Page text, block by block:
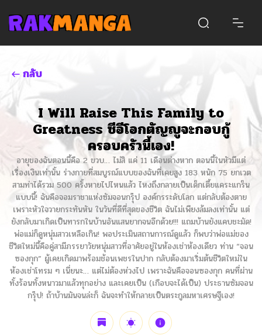
กลับ
I Will Raise This Family to
Greatness ซีอีโอกตัญญูจะกอบกู้
ครอบครัวนี้เอง!
อายุของฉันตอนนี้คือ 2 ขวบ… ไม่สิ แค่ 11 เดือนต่างหาก ตอนนี้ในหัวมีแต่
เรื่องเงินเท่านั้น ร่างกายที่สมบูรณ์แบบของฉันที่เคยสูง 183 หนัก 75 ยกเวต
สามท่าได้รวม 500 ครั้งหายไปไหนแล้ว ไหงถึงกลายเป็นเด็กเตี้ยแคระแกร็น
แบบนี้! ฉันคือจอมราชาแห่งซัมจอนกรุ๊ป องค์กรระดับโลก แต่กลับต้องตาย
เพราะหัวใจวายกระทันหัน ในวันที่ดีที่สุดของชีวิต ฉันไม่เพียงล้มลงเท่านั้น แต่
ยังกลับมาเกิดเป็นทารกในบ้านอันแสนยากจนอีกด้วย!!! แถมบ้านยังแคบชะมัด!
พ่อแม่ก็ดูหนุ่มสาวเหลือเกิน! พอประเมินสถานการณ์ดูแล้ว ก็พบว่าพ่อแม่ของ
ชีวิตใหม่นี้คือคู่สามีภรรยาวัยหนุ่มสาวที่อาศัยอยู่ในห้องเช่าห้องเดียว ท่าน “จอน
ซองกุก” ผู้เคยเกิดมาพร้อมช้อนเพชรในปาก กลับต้องมาเริ่มต้นชีวิตใหม่ใน
ห้องเช่าโทรม ๆ เนี่ยนะ… แต่ไม่ต้องห่วงไป เพราะฉันคือจอนซองกุก คนที่ผ่าน
ทั้งร้อนทั้งหนาวมาแล้วทุกอย่าง และเคยเป็น (เกือบจะได้เป็น) ประธานซัมจอน
กรุ๊ป! ถ้าบ้านมันจนล่ะก็ ฉันจะทำให้กลายเป็นตระกูลมหาเศรษฐีเอง!